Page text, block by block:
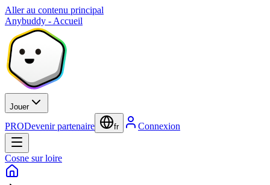
Aller au contenu principal
Anybuddy - Accueil
Jouer
PRODevenir partenaire fr Connexion
Cosne sur loire